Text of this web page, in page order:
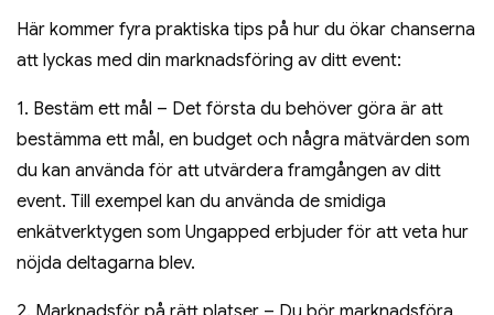
Här kommer fyra praktiska tips på hur du ökar chanserna
att lyckas med din marknadsföring av ditt event:
1. Bestäm ett mål – Det första du behöver göra är att
bestämma ett mål, en budget och några mätvärden som
du kan använda för att utvärdera framgången av ditt
event. Till exempel kan du använda de smidiga
enkätverktygen som Ungapped erbjuder för att veta hur
nöjda deltagarna blev.